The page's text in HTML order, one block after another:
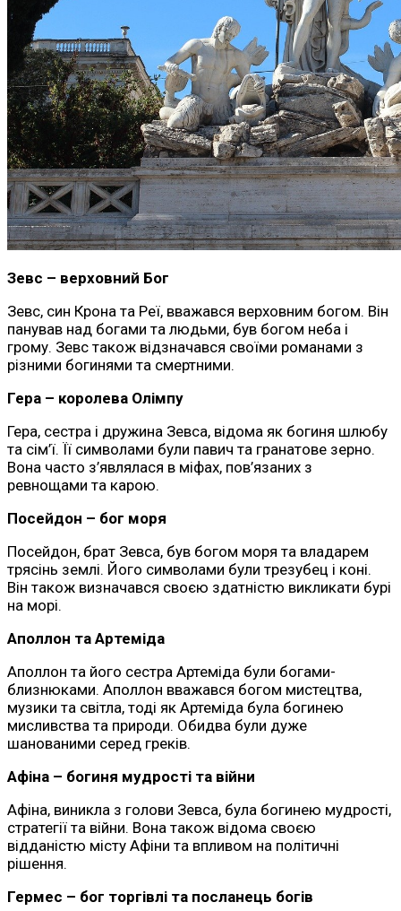
Зевс – верховний Бог
Зевс, син Крона та Реї, вважався верховним богом. Він
панував над богами та людьми, був богом неба і
грому. Зевс також відзначався своїми романами з
різними богинями та смертними.
Гера – королева Олімпу
Гера, сестра і дружина Зевса, відома як богиня шлюбу
та сім’ї. Її символами були павич та гранатове зерно.
Вона часто з’являлася в міфах, пов’язаних з
ревнощами та карою.
Посейдон – бог моря
Посейдон, брат Зевса, був богом моря та владарем
трясінь землі. Його символами були трезубец і коні.
Він також визначався своєю здатністю викликати бурі
на морі.
Аполлон та Артеміда
Аполлон та його сестра Артеміда були богами-
близнюками. Аполлон вважався богом мистецтва,
музики та світла, тоді як Артеміда була богинею
мисливства та природи. Обидва були дуже
шанованими серед греків.
Афіна – богиня мудрості та війни
Афіна, виникла з голови Зевса, була богинею мудрості,
стратегії та війни. Вона також відома своєю
відданістю місту Афіни та впливом на політичні
рішення.
Гермес – бог торгівлі та посланець богів